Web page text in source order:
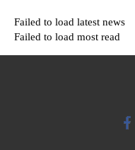
Failed to load latest news
Failed to load most read